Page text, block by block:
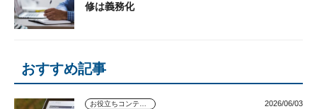
修は義務化
おすすめ記事
お役立ちコンテンツ 2026/06/03